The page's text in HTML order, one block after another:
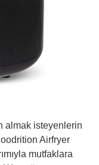
almak isteyenlerin
Airfryer
mutfaklara